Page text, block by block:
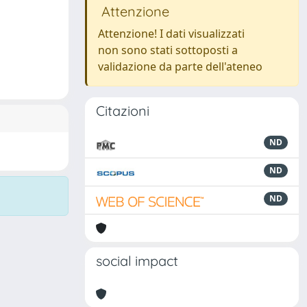
Attenzione
Attenzione! I dati visualizzati
non sono stati sottoposti a
validazione da parte dell'ateneo
Citazioni
ND
ND
ND
social impact